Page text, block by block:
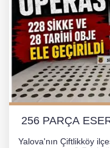
256 PARÇA
Yalova'nın Çiftlikköy